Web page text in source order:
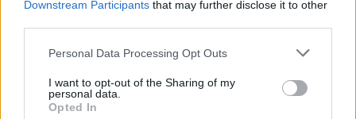
Downstream Participants that may further disclose it to other
Personal Data Processing Opt Outs
I want to opt-out of the Sharing of my
personal data.
Opted In
In evidenza